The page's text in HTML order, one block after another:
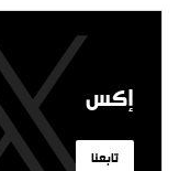
إكس
تابعنا